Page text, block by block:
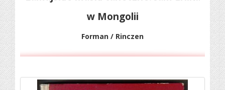
w Mongolii
Forman / Rinczen